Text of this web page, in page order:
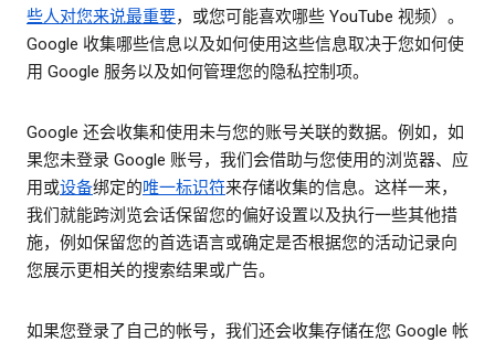
些人对您来说最重要，或您可能喜欢哪些 YouTube 视频）。
Google 收集哪些信息以及如何使用这些信息取决于您如何使
用 Google 服务以及如何管理您的隐私控制项。
Google 还会收集和使用未与您的账号关联的数据。例如，如
果您未登录 Google 账号，我们会借助与您使用的浏览器、应
用或设备绑定的唯一标识符来存储收集的信息。这样一来，
我们就能跨浏览会话保留您的偏好设置以及执行一些其他措
施，例如保留您的首选语言或确定是否根据您的活动记录向
您展示更相关的搜索结果或广告。
如果您登录了自己的帐号，我们还会收集存储在您 Google 帐